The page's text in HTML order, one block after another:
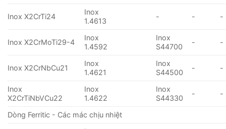
Inox X2CrTi24
Inox
1.4613
- - -
Inox X2CrMoTi29-4
Inox
1.4592
Inox
S44700
- -
Inox X2CrNbCu21
Inox
1.4621
Inox
S44500
- -
Inox
X2CrTiNbVCu22
Inox
1.4622
Inox
S44330
- -
Dòng Ferritic - Các mác chịu nhiệt